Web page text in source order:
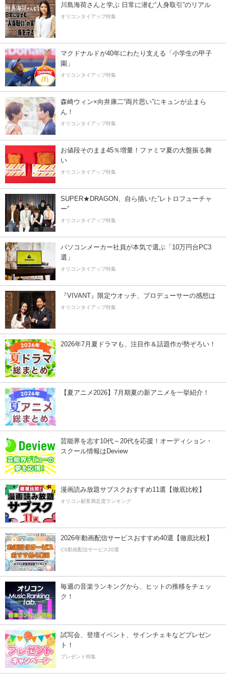
川島海荷さんと学ぶ 日常に潜む“人身取引”のリアル
オリコンタイアップ特集
マクドナルドが40年にわたり支える「小学生の甲子
園」
オリコンタイアップ特集
森崎ウィン×向井康二“両片思い”にキュンが止まら
ん！
オリコンタイアップ特集
お値段そのまま45％増量！ファミマ夏の大盤振る舞
い
オリコンタイアップ特集
SUPER★DRAGON、自ら描いた”レトロフューチャ
ー”
オリコンタイアップ特集
パソコンメーカー社員が本気で選ぶ「10万円台PC3
選」
オリコンタイアップ特集
『VIVANT』限定ウオッチ、プロデューサーの感想は
オリコンタイアップ特集
2026年7月夏ドラマも、注目作＆話題作が勢ぞろい！
【夏アニメ2026】7月期夏の新アニメを一挙紹介！
芸能界を志す10代～20代を応援！オーディション・
スクール情報はDeview
漫画読み放題サブスクおすすめ11選【徹底比較】
オリコン顧客満足度ランキング
2026年動画配信サービスおすすめ40選【徹底比較】
CS動画配信サービス20選
毎週の音楽ランキングから、ヒットの推移をチェッ
ク！
試写会、登壇イベント、サインチェキなどプレゼン
ト！
プレゼント特集